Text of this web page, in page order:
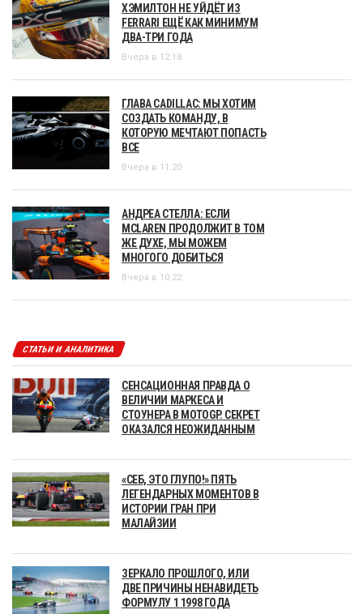
ХЭМИЛТОН НЕ УЙДЁТ ИЗ
FERRARI ЕЩЁ КАК МИНИМУМ
ДВА-ТРИ ГОДА
Вчера в 12:18
ГЛАВА CADILLAC: МЫ ХОТИМ
СОЗДАТЬ КОМАНДУ, В
КОТОРУЮ МЕЧТАЮТ ПОПАСТЬ
ВСЕ
Вчера в 11:20
АНДРЕА СТЕЛЛА: ЕСЛИ
MCLAREN ПРОДОЛЖИТ В ТОМ
ЖЕ ДУХЕ, МЫ МОЖЕМ
МНОГОГО ДОБИТЬСЯ
Вчера в 10:22
СТАТЬИ И АНАЛИТИКА
СЕНСАЦИОННАЯ ПРАВДА О
ВЕЛИЧИИ МАРКЕСА И
СТОУНЕРА В MOTOGP. СЕКРЕТ
ОКАЗАЛСЯ НЕОЖИДАННЫМ
«СЕБ, ЭТО ГЛУПО!» ПЯТЬ
ЛЕГЕНДАРНЫХ МОМЕНТОВ В
ИСТОРИИ ГРАН ПРИ
МАЛАЙЗИИ
ЗЕРКАЛО ПРОШЛОГО, ИЛИ
ДВЕ ПРИЧИНЫ НЕНАВИДЕТЬ
ФОРМУЛУ 1 1998 ГОДА